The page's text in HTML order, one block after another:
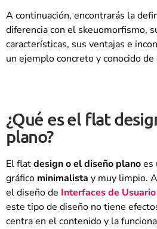
A continuación, encontrarás la
diferencia con el skeuomorfismo,
características, sus ventajas e
un ejemplo concreto y conocido
¿Qué es el flat
plano?
El flatdesign o el diseño planoes
gráfico minimalista y muy limpio.
el diseño de Interfaces de Usuario
este tipo de diseño no tiene
centra en el contenido y la